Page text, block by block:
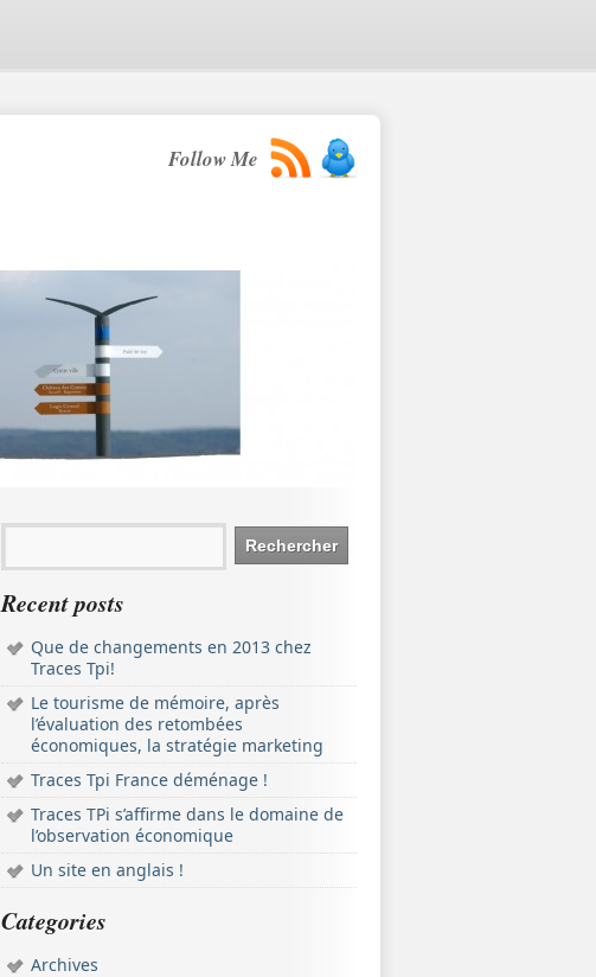
Follow Me
Recent posts
Que de changements en 2013 chez
Traces Tpi!
Le tourisme de mémoire, après
l’évaluation des retombées
économiques, la stratégie marketing
Traces Tpi France déménage !
Traces TPi s’affirme dans le domaine de
l’observation économique
Un site en anglais !
Categories
Archives